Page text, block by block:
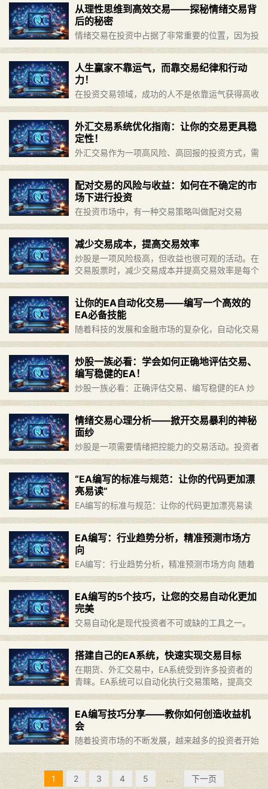
助投资者减轻交易压力，降低情绪影响，实现更为
高效的交易。本文将介绍E……
从理性思维到高效交易——探秘情绪交易背
后的秘密
情绪交易在投资中占据了非常重要的位置，因为投
资者的情绪波动和行为偏好很大程度上影响了他们
理性思维与高效交易是投资成功的关键。本文将探
讨情绪交易背后的秘密，从……
人生赢家不靠运气，而靠交易纪律和行动
力！
在投资交易领域，成功的人不是依靠运气获得高收
益，而是依靠建立纪律性的交易计划和行动力来获
行动力来获取成功的交换战略进行探讨。 一、建
立投资纪律是成功的关键 ……
外汇交易系统优化指南：让你的交易更具稳
定性！
外汇交易作为一项高风险、高回报的投资方式，需
要严密的交易系统和有效的交易策略才能保证交易
的指南，帮助投资者更好地进行外汇交易。 一、
系统优化 1.选择合适的……
配对交易的风险与收益：如何在不确定的市
场下进行投资
在投资市场中，有一种交易策略叫做配对交易
(Pair Trading)，它是利用股票市场中的相关性，
票，来进行套利和风险控制的交易策略。然而，就
像所有的交易策……继续阅读 »
减少交易成本，提高交易效率
炒股是一项风险极高，但收益也很可观的活动。在
交易股票时，减少交易成本并提高交易效率是每个
投资者都应考虑的问题。本文将从下单方式、交易
易成本、提高交易效率。 ……继续阅读 »
让你的EA自动化交易——编写一个高效的
EA必备技能
随着科技的发展和金融市场的复杂化，自动化交易
成为了越来越多投资者的选择。EA（Expert
的交易策略实时进行交易操作，释放人工交易的繁
琐和时间成本。……
炒股一族必看：学会如何正确地评估交易、
编写稳健的EA！
炒股一族必看：正确评估交易、编写稳健的EA 炒
股是一种风险较大的投资行为，需要投资者具备一
健的EA两个方面，为广大投资者提供有价值的指
导。 一、正确评估交易……
情绪交易心理分析——掀开交易暴利的神秘
面纱
炒股是一项需要情绪把控能力的交易活动。投资者
的心理和情绪，往往与交易结果息息相关。在交易
益的关键。本文将通过情绪交易心理分析，揭开交
易暴利的神秘面纱，帮助投……
“EA编写的标准与规范：让你的代码更加漂
亮易读”
EA编写的标准与规范：让你的代码更加漂亮易读
作为一名有多年EA编写经验的投资者，我深刻认
易系统的稳定性和易用性起到了决定性作用。在实
践过程中，我总结了一些……
EA编写：行业趋势分析，精准预测市场方
向
EA编写：行业趋势分析，精准预测市场方向 随着
外汇、期货市场的不断发展，投资者越来越多地使
交易程序，可以通过计算和分析历史市场数据来进
行决策。然而，要让E……
EA编写的5个技巧，让您的交易自动化更加
完美
交易自动化是现代投资者不可或缺的工具之一。
EA编写能够帮助投资者更好地实现交易自动化，
享5个EA编写的技巧，帮助您制作完美的交易自动
化系统。 策略可调整参……继续阅读 »
搭建自己的EA系统，快速实现交易目标
在期货、外汇交易中，EA系统受到许多投资者的
青睐。EA系统可以自动化执行交易策略，提高交
易效率和准确性。本文将介绍搭建EA系统的相关
好地利用EA系统进行交易……继续阅读 »
EA编写技巧分享——教你如何创造收益机
会
随着投资市场的不断发展，越来越多的投资者开始
使用EA（Expert Advisor，专家顾问）进行交
易。使用EA可以让投资者自动化交易并实现持续
的盈利，但是在编写EA时需要掌握一定的技巧和
1 2 3 4 5 ... 下一页